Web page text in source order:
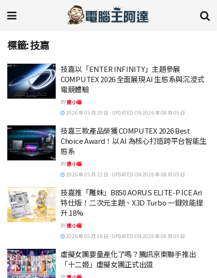
標籤:技嘉
技嘉以「ENTER INFINITY」主題參展
COMPUTEX 2026 全面展現 AI 生態系與沉浸式
電競體驗
BY達小編
2026 年 05 月 29 日 - UPDATED ON 2026 年 08 月 05 日
技嘉三款產品榮獲 COMPUTEX 2026 Best
Choice Award！以 AI 為核心打造跨平台智能生
態系
BY達小編
2026 年 05 月 22 日 - UPDATED ON 2026 年 08 月 05 日
技嘉推「雕妹」B850 AORUS ELITE-P ICE Ari
特仕版！二次元主題、X3D Turbo 一鍵效能提
升 18%
BY達小編
2026 年 05 月 16 日 - UPDATED ON 2026 年 08 月 05 日
虛擬女團要量產化了嗎？騰訊京東聯手推出
「十二姬」虛擬女團正式出道